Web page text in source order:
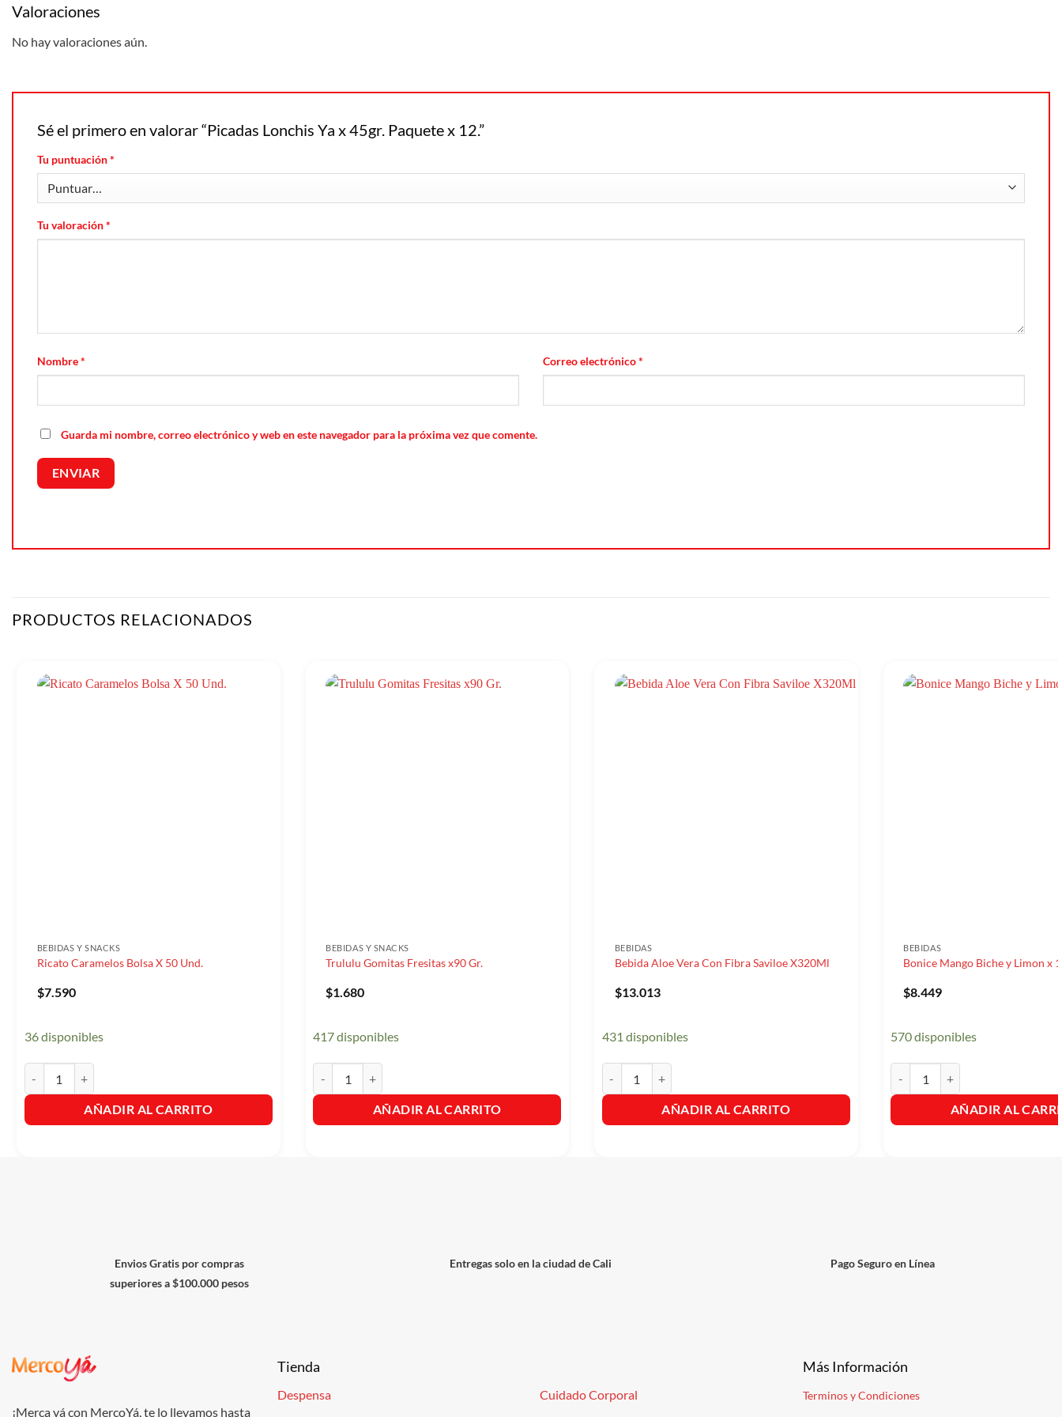
Valoraciones
No hay valoraciones aún.
Sé el primero en valorar “Picadas Lonchis Ya x 45gr. Paquete x 12.”
Tu puntuación*
Tu valoración*
Nombre* Correo electrónico*
Guarda mi nombre, correo electrónico y web en este navegador para la próxima vez que comente.
PRODUCTOS RELACIONADOS
BEBIDAS Y SNACKS
Ricato Caramelos Bolsa X 50 Und.
$7.590
36 disponibles
AÑADIR AL CARRITO
BEBIDAS Y SNACKS
Trululu Gomitas Fresitas x90 Gr.
$1.680
417 disponibles
AÑADIR AL CARRITO
BEBIDAS
Bebida Aloe Vera Con Fibra Saviloe X320Ml
$13.013
431 disponibles
AÑADIR AL CARRITO
BEBIDAS
Bonice Mango Biche y Limon x
$8.449
570 disponibles
AÑADIR AL
Envios Gratis por compras
superiores a $100.000 pesos
Entregas solo en la ciudad de Cali Pago Seguro en Línea
¡Merca yá con MercoYá, te lo llevamos hasta
Tienda
Despensa Cuidado Corporal
Más Información
Terminos y Condiciones